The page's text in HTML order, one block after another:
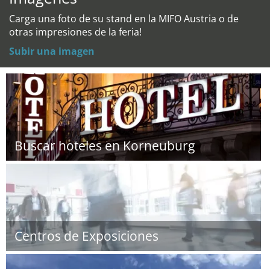
Carga una foto de su stand en la MIFO Austria o de
otras impresiones de la feria!
Subir una imagen
Buscar hoteles en Korneuburg
Centros de Exposiciones